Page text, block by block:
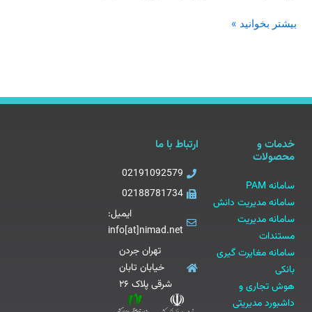
بیشتر بخوانید »
خدمات و
محصولات
سامانه PAM
سامانه مدیریت دانش
سامانه مدیریت
مستندات
سامانه مغایرت گیری
بانکی
هوش تجاری و
داشبورد مدیریتی
ارتباط با ما
02191092579
02188781734
ایمیل:
info[at]nimad.net
تهران جردن
خیابان تابان
شرقی پلاک ۲۶